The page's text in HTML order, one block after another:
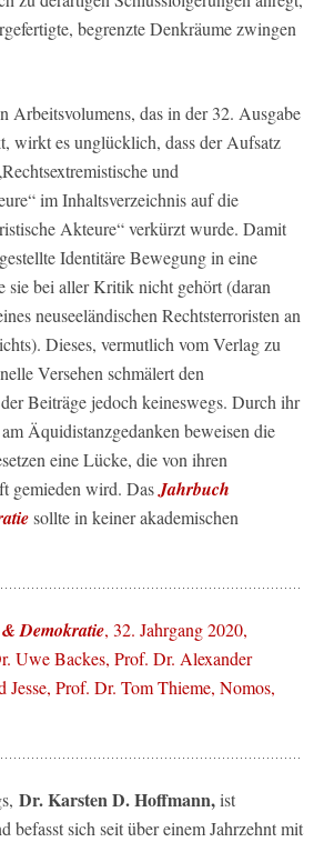
begrenzte Denkräume zwingen
Arbeitsvolumens, das in der 32. Ausgabe
wirkt es unglücklich, dass der Aufsatz
und
im Inhaltsverzeichnis auf die
Akteure“ verkürzt wurde. Damit
Identitäre Bewegung in eine
sie bei aller Kritik nicht gehört (daran
neuseeländischen Rechtsterroristen an
Dieses, vermutlich vom Verlag zu
Versehen schmälert den
Beiträge jedoch keineswegs. Durch ihr
Äquidistanzgedanken beweisen die
eine Lücke, die von ihren
gemieden wird. DasJahrbuch
sollte in keiner akademischen
Demokratie, 32. Jahrgang 2020,
Uwe Backes, Prof. Dr. Alexander
Prof. Dr. Tom Thieme, Nomos,
Dr. Karsten D. Hoffmann,ist
befasst sich seit über einem Jahrzehnt mit